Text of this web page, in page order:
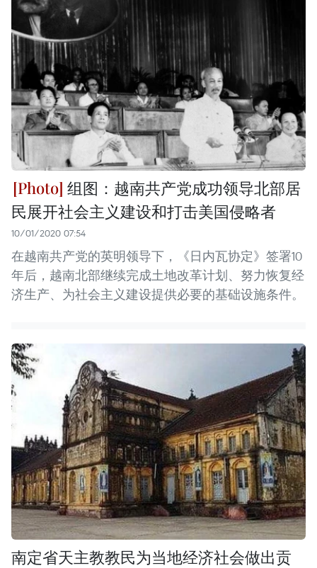
组图：越南共产党成功领导北部居
民展开社会主义建设和打击美国侵略者
10/01/2020 07:54
在越南共产党的英明领导下，《日内瓦协定》签署10
年后，越南北部继续完成土地改革计划、努力恢复经
济生产、为社会主义建设提供必要的基础设施条件。
南定省天主教教民为当地经济社会做出贡